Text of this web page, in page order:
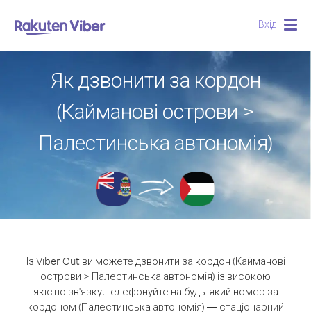
Вхід
Як дзвонити за кордон
(Кайманові острови >
Палестинська автономія)
Із Viber Out ви можете дзвонити за кордон (Кайманові
острови > Палестинська автономія) із високою
якістю зв'язку.Телефонуйте на будь-який номер за
кордоном (Палестинська автономія) — стаціонарний